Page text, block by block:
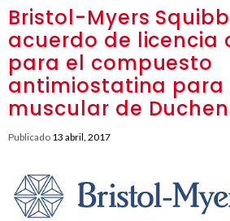
Bristol-Myers
acuerdo de licencia
para el compuesto
antimiostatina para
muscular de
Publicado 13 abril, 2017